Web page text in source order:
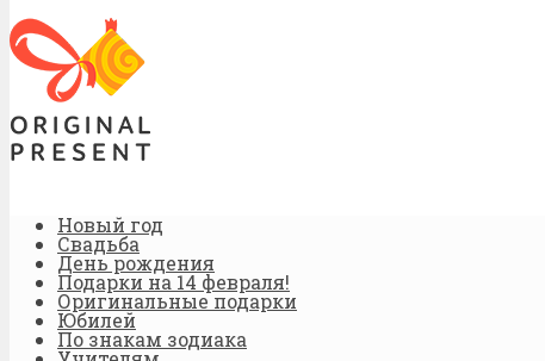
Новый год
Свадьба
День рождения
Подарки на 14 февраля!
Оригинальные подарки
Юбилей
По знакам зодиака